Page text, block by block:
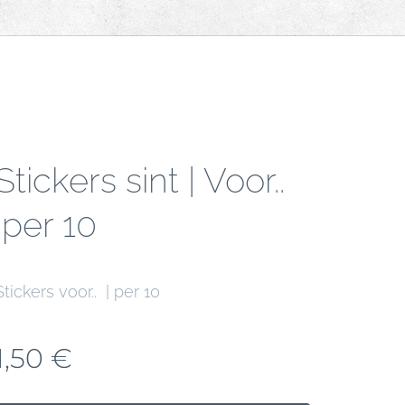
sint | Voor..
10
voor.. | per 10
€